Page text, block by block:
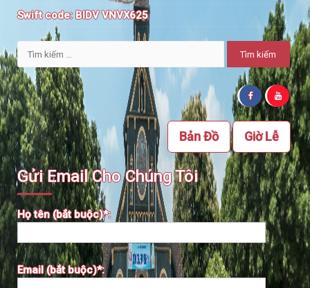
Swift code:BIDV VNVX625
Tìm
kiếm
cho:
Giờ Lễ
Bản Đồ
Gửi Email Cho Chúng Tôi
Họ tên (bắt buộc)*:
Email (bắt buộc)*: